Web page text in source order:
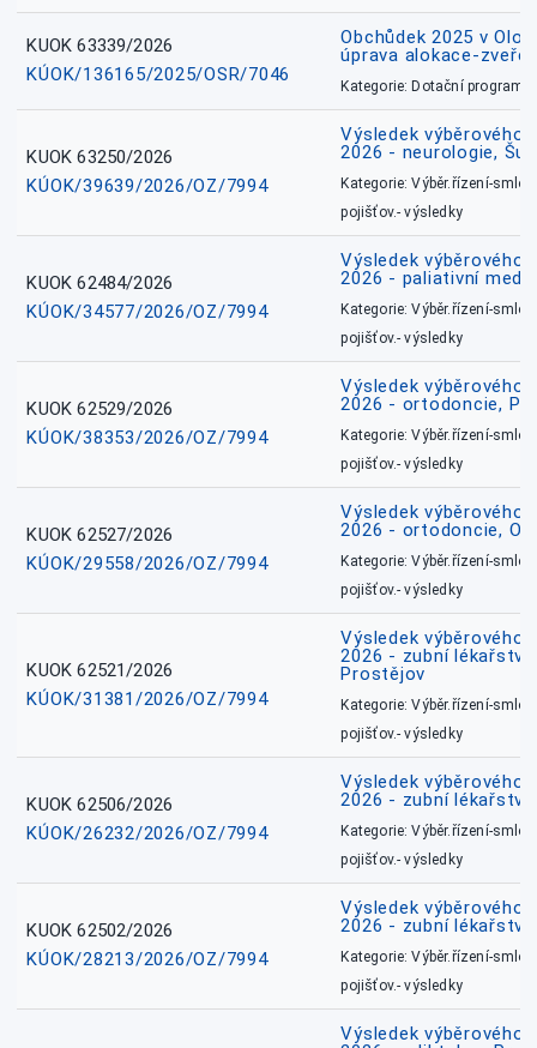
KUOK 63339/2026
KÚOK/136165/2025/OSR/7046
Obchůdek 2025 v
úprava alokace-
Kategorie: Dotační
KUOK 63250/2026
KÚOK/39639/2026/OZ/7994
Výsledek výběrového
2026 - neurologie,
Kategorie: Výběr.řízení-
pojišťov.- výsledky
KUOK 62484/2026
KÚOK/34577/2026/OZ/7994
Výsledek výběrového
2026 - paliativní
Kategorie: Výběr.řízení-
pojišťov.- výsledky
KUOK 62529/2026
KÚOK/38353/2026/OZ/7994
Výsledek výběrového
2026 - ortodoncie,
Kategorie: Výběr.řízení-
pojišťov.- výsledky
KUOK 62527/2026
KÚOK/29558/2026/OZ/7994
Výsledek výběrového
2026 - ortodoncie,
Kategorie: Výběr.řízení-
pojišťov.- výsledky
KUOK 62521/2026
KÚOK/31381/2026/OZ/7994
Výsledek výběrového
2026 - zubní
Prostějov
Kategorie: Výběr.řízení-
pojišťov.- výsledky
KUOK 62506/2026
KÚOK/26232/2026/OZ/7994
Výsledek výběrového
2026 - zubní
Kategorie: Výběr.řízení-
pojišťov.- výsledky
KUOK 62502/2026
KÚOK/28213/2026/OZ/7994
Výsledek výběrového
2026 - zubní
Kategorie: Výběr.řízení-
pojišťov.- výsledky
Výsledek výběrového